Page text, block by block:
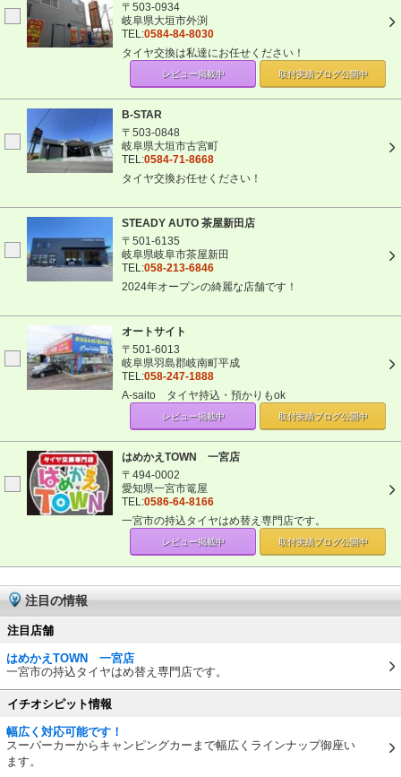
〒503-0934
岐阜県大垣市外渕
TEL:0584-84-8030
タイヤ交換は私達にお任せください！
レビュー掲載中 取付実績ブログ公開中
B-STAR
〒503-0848
岐阜県大垣市古宮町
TEL:0584-71-8668
タイヤ交換お任せください！
STEADY AUTO 茶屋新田店
〒501-6135
岐阜県岐阜市茶屋新田
TEL:058-213-6846
2024年オープンの綺麗な店舗です！
オートサイト
〒501-6013
岐阜県羽島郡岐南町平成
TEL:058-247-1888
A-saito タイヤ持込・預かりもok
レビュー掲載中 取付実績ブログ公開中
はめかえTOWN 一宮店
〒494-0002
愛知県一宮市篭屋
TEL:0586-64-8166
一宮市の持込タイヤはめ替え専門店です。
レビュー掲載中 取付実績ブログ公開中
注目の情報
注目店舗
はめかえTOWN 一宮店
一宮市の持込タイヤはめ替え専門店です。
イチオシピット情報
幅広く対応可能です！
スーパーカーからキャンピングカーまで幅広くラインナップ御座い
ます。